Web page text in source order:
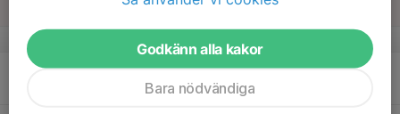
Dersbovallen
Godkänn alla kakor
Bara nödvändiga